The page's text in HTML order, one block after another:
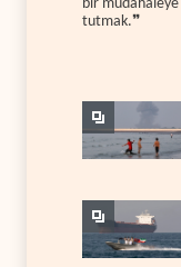
bir
tutmak.❞